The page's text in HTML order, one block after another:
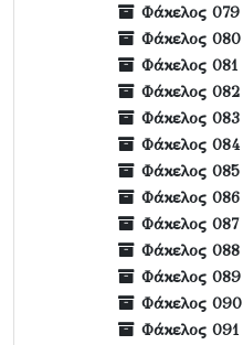
Φάκελος 079
Φάκελος 080
Φάκελος 081
Φάκελος 082
Φάκελος 083
Φάκελος 084
Φάκελος 085
Φάκελος 086
Φάκελος 087
Φάκελος 088
Φάκελος 089
Φάκελος 090
Φάκελος 091